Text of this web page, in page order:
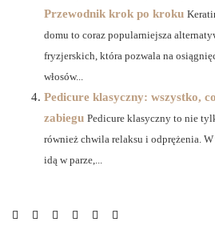
Przewodnik krok po kroku
domu to coraz popularniejsza
fryzjerskich, która pozwala na
włosów...
Pedicure klasyczny: wszystko,
zabiegu Pedicure klasyczny to nie
również chwila relaksu i odprężenia.
idą w parze,...